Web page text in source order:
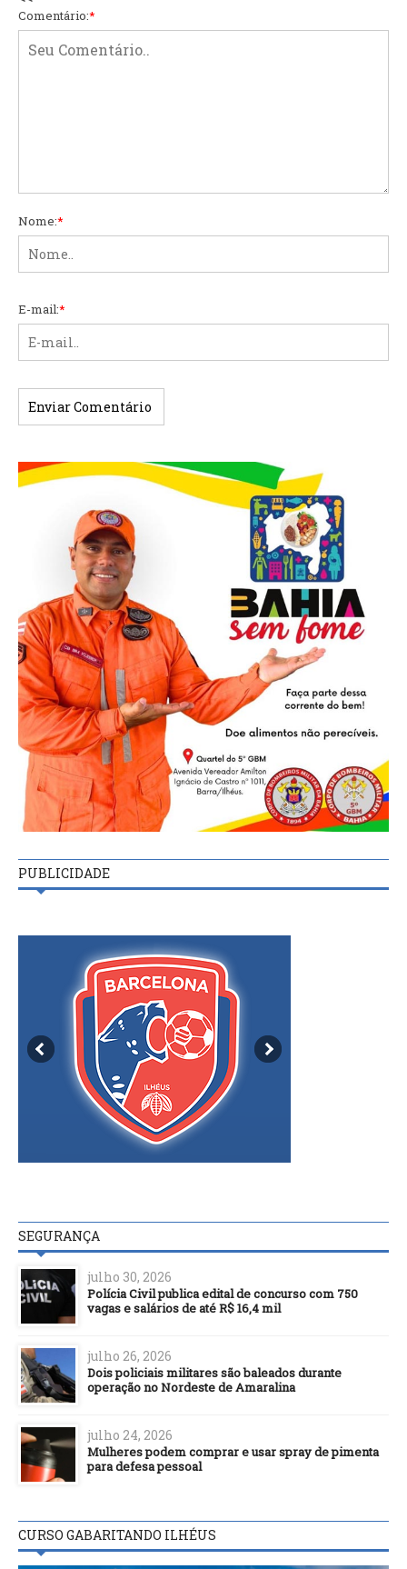
Comentário:*
Nome:*
E-mail:*
PUBLICIDADE
SEGURANÇA
julho 30, 2026
Polícia Civil publica edital de concurso com 750
vagas e salários de até R$ 16,4 mil
julho 26, 2026
Dois policiais militares são baleados durante
operação no Nordeste de Amaralina
julho 24, 2026
Mulheres podem comprar e usar spray de pimenta
para defesa pessoal
CURSO GABARITANDO ILHÉUS